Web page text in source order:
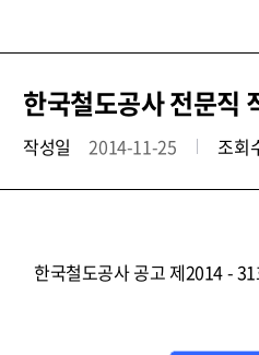
한국철도공사 전문직
작성일 2014-11-25 조회
한국철도공사 공고 제2014 -